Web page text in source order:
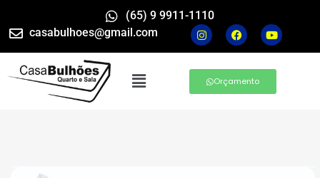
(65) 9 9911-1110
casabulhoes@gmail.com
Orçamento